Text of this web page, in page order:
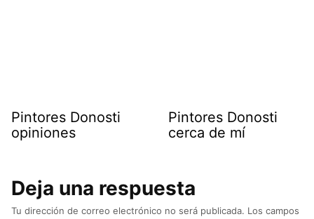
Pintores Donosti
opiniones
Pintores Donosti
cerca de mí
Deja una respuesta
Tu dirección de correo electrónico no será publicada. Los campos